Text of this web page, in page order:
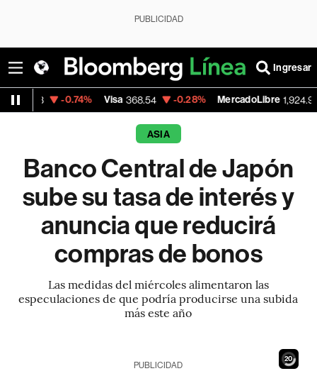
PUBLICIDAD
Ingresar
Visa 368.54 -0.28% MercadoLibre 1,924.95 +1.85%
ASIA
Banco Central de Japón
sube su tasa de interés y
anuncia que reducirá
compras de bonos
Las medidas del miércoles alimentaron las
especulaciones de que podría producirse una subida
más este año
18
PUBLICIDAD